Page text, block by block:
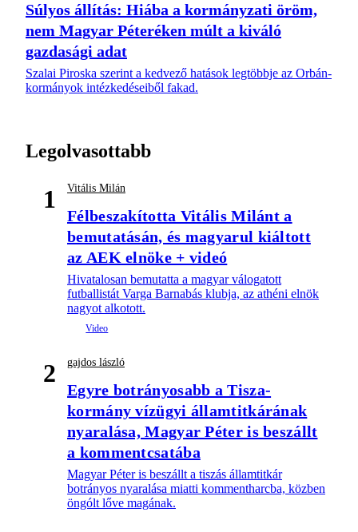
Súlyos állítás: Hiába a kormányzati öröm,
nem Magyar Péteréken múlt a kiváló
gazdasági adat
Szalai Piroska szerint a kedvező hatások legtöbbje az Orbán-
kormányok intézkedéseiből fakad.
Legolvasottabb
1 Vitális Milán
Félbeszakította Vitális Milánt a
bemutatásán, és magyarul kiáltott
az AEK elnöke + videó
Hivatalosan bemutatta a magyar válogatott
futballistát Varga Barnabás klubja, az athéni elnök
nagyot alkotott.
2 gajdos lászló
Egyre botrányosabb a Tisza-
kormány vízügyi államtitkárának
nyaralása, Magyar Péter is beszállt
a kommentcsatába
Magyar Péter is beszállt a tiszás államtitkár
botrányos nyaralása miatti kommentharcba, közben
öngólt lőve magának.